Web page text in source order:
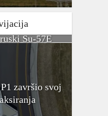
Su-57E
završio svoj